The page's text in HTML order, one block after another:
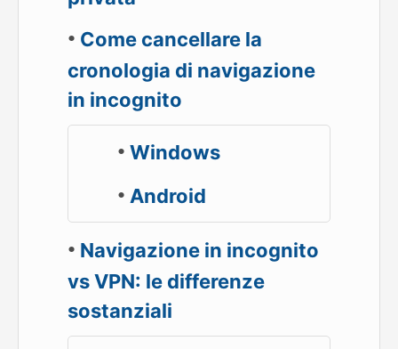
Come cancellare la
cronologia di navigazione
in incognito
Windows
Android
Navigazione in incognito
vs VPN: le differenze
sostanziali